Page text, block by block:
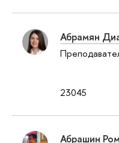
23045
Абрамян
Абрашин